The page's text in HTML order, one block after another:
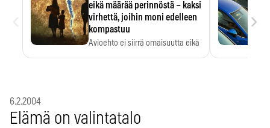
eikä määrää perinnöstä – kaksi
virhettä, joihin moni edelleen
kompastuu
Avioehto ei siirrä omaisuutta eikä
›
6.2.2004
Elämä on valintatalo